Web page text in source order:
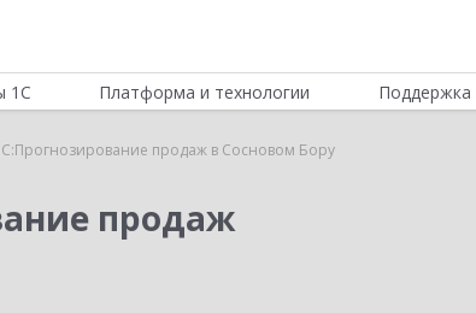
1С Платформа и технологии Поддержка
продаж в Сосновом Бору
продаж